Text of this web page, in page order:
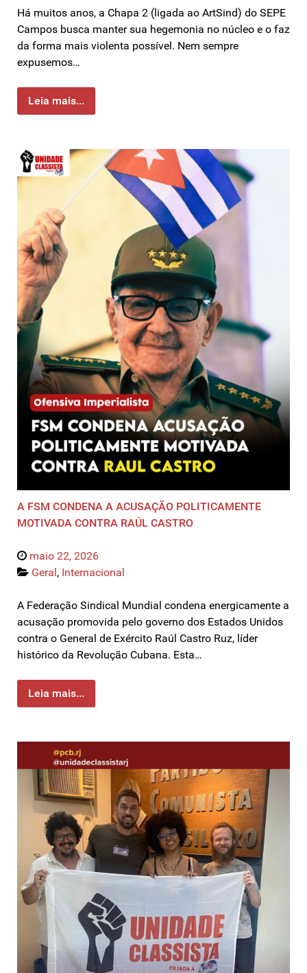
Há muitos anos, a Chapa 2 (ligada ao ArtSind) do SEPE
Campos busca manter sua hegemonia no núcleo e o faz
da forma mais violenta possível. Nem sempre
expusemos…
Leia mais...
A FSM CONDENA A ACUSAÇÃO POLITICAMENTE
MOTIVADA CONTRA RAÚL CASTRO
maio 22, 2026
Geral , Internacional
A Federação Sindical Mundial condena energicamente a
acusação promovida pelo governo dos Estados Unidos
contra o General de Exército Raúl Castro Ruz, líder
histórico da Revolução Cubana. Esta…
Leia mais...